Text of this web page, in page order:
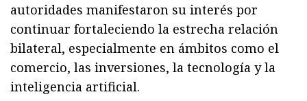
autoridades manifestaron su interés por
continuar fortaleciendo la estrecha relación
bilateral, especialmente en ámbitos como el
comercio, las inversiones, la tecnología y la
inteligencia artificial.